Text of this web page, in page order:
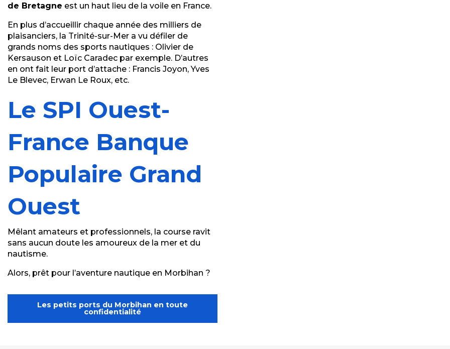
de Bretagne est un haut lieu de la voile en France.
En plus d’accueillir chaque année des milliers de
plaisanciers, la Trinité-sur-Mer a vu défiler de
grands noms des sports nautiques : Olivier de
Kersauson et Loïc Caradec par exemple. D’autres
en ont fait leur port d’attache : Francis Joyon, Yves
Le Blevec, Erwan Le Roux, etc.
Le SPI Ouest-
France Banque
Populaire Grand
Ouest
Mêlant amateurs et professionnels, la course ravit
sans aucun doute les amoureux de la mer et du
nautisme.
Alors, prêt pour l’aventure nautique en Morbihan ?
Les petits ports du Morbihan en toute
confidentialité